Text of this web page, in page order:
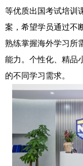
等优质出国考试培训
案，希望学员通过不
熟练掌握海外学习所
能力。个性化、精品
的不同学习需求。